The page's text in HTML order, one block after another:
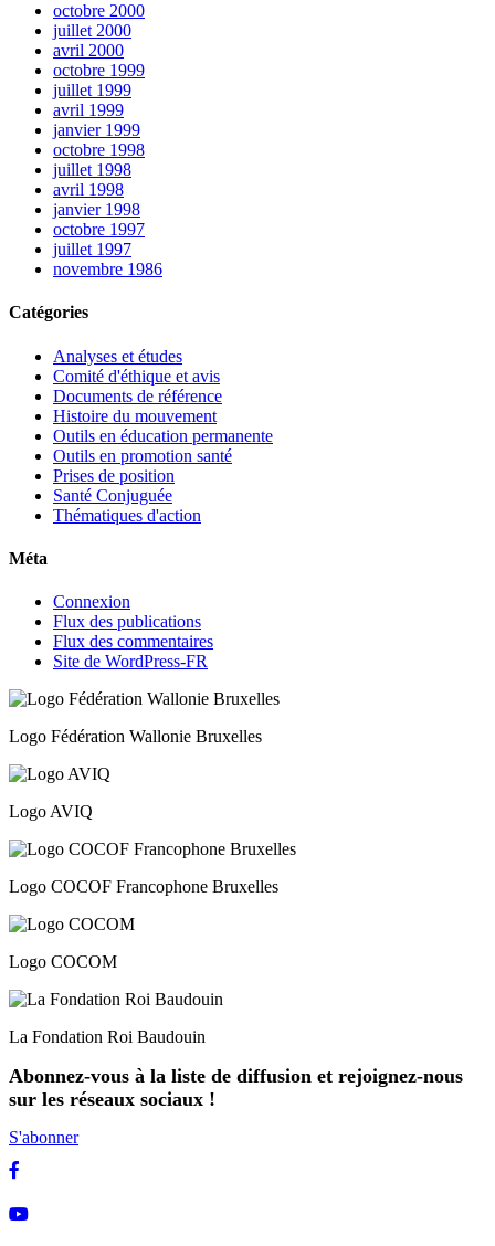
octobre 2000
juillet 2000
avril 2000
octobre 1999
juillet 1999
avril 1999
janvier 1999
octobre 1998
juillet 1998
avril 1998
janvier 1998
octobre 1997
juillet 1997
novembre 1986
Catégories
Analyses et études
Comité d'éthique et avis
Documents de référence
Histoire du mouvement
Outils en éducation permanente
Outils en promotion santé
Prises de position
Santé Conjuguée
Thématiques d'action
Méta
Connexion
Flux des publications
Flux des commentaires
Site de WordPress-FR
Logo Fédération Wallonie Bruxelles
Logo AVIQ
Logo COCOF Francophone Bruxelles
Logo COCOM
La Fondation Roi Baudouin
Abonnez-vous à la liste de diffusion et rejoignez-nous
sur les réseaux sociaux !
S'abonner